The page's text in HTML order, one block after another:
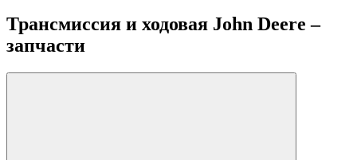
Трансмиссия и ходовая John Deere –
запчасти